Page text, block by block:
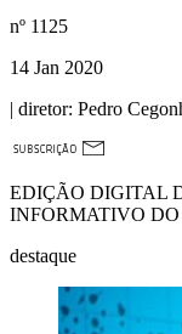
nº 1125
14 Jan 2020
| diretor: Pedro
EDIÇÃO DIGITAL
INFORMATIVO
destaque